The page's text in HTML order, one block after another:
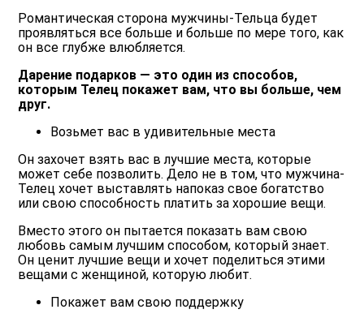
Романтическая сторона мужчины-Тельца будет
проявляться все больше и больше по мере того, как
он все глубже влюбляется.
Дарение подарков — это один из способов,
которым Телец покажет вам, что вы больше, чем
друг.
Возьмет вас в удивительные места
Он захочет взять вас в лучшие места, которые
может себе позволить. Дело не в том, что мужчина-
Телец хочет выставлять напоказ свое богатство
или свою способность платить за хорошие вещи.
Вместо этого он пытается показать вам свою
любовь самым лучшим способом, который знает.
Он ценит лучшие вещи и хочет поделиться этими
вещами с женщиной, которую любит.
Покажет вам свою поддержку